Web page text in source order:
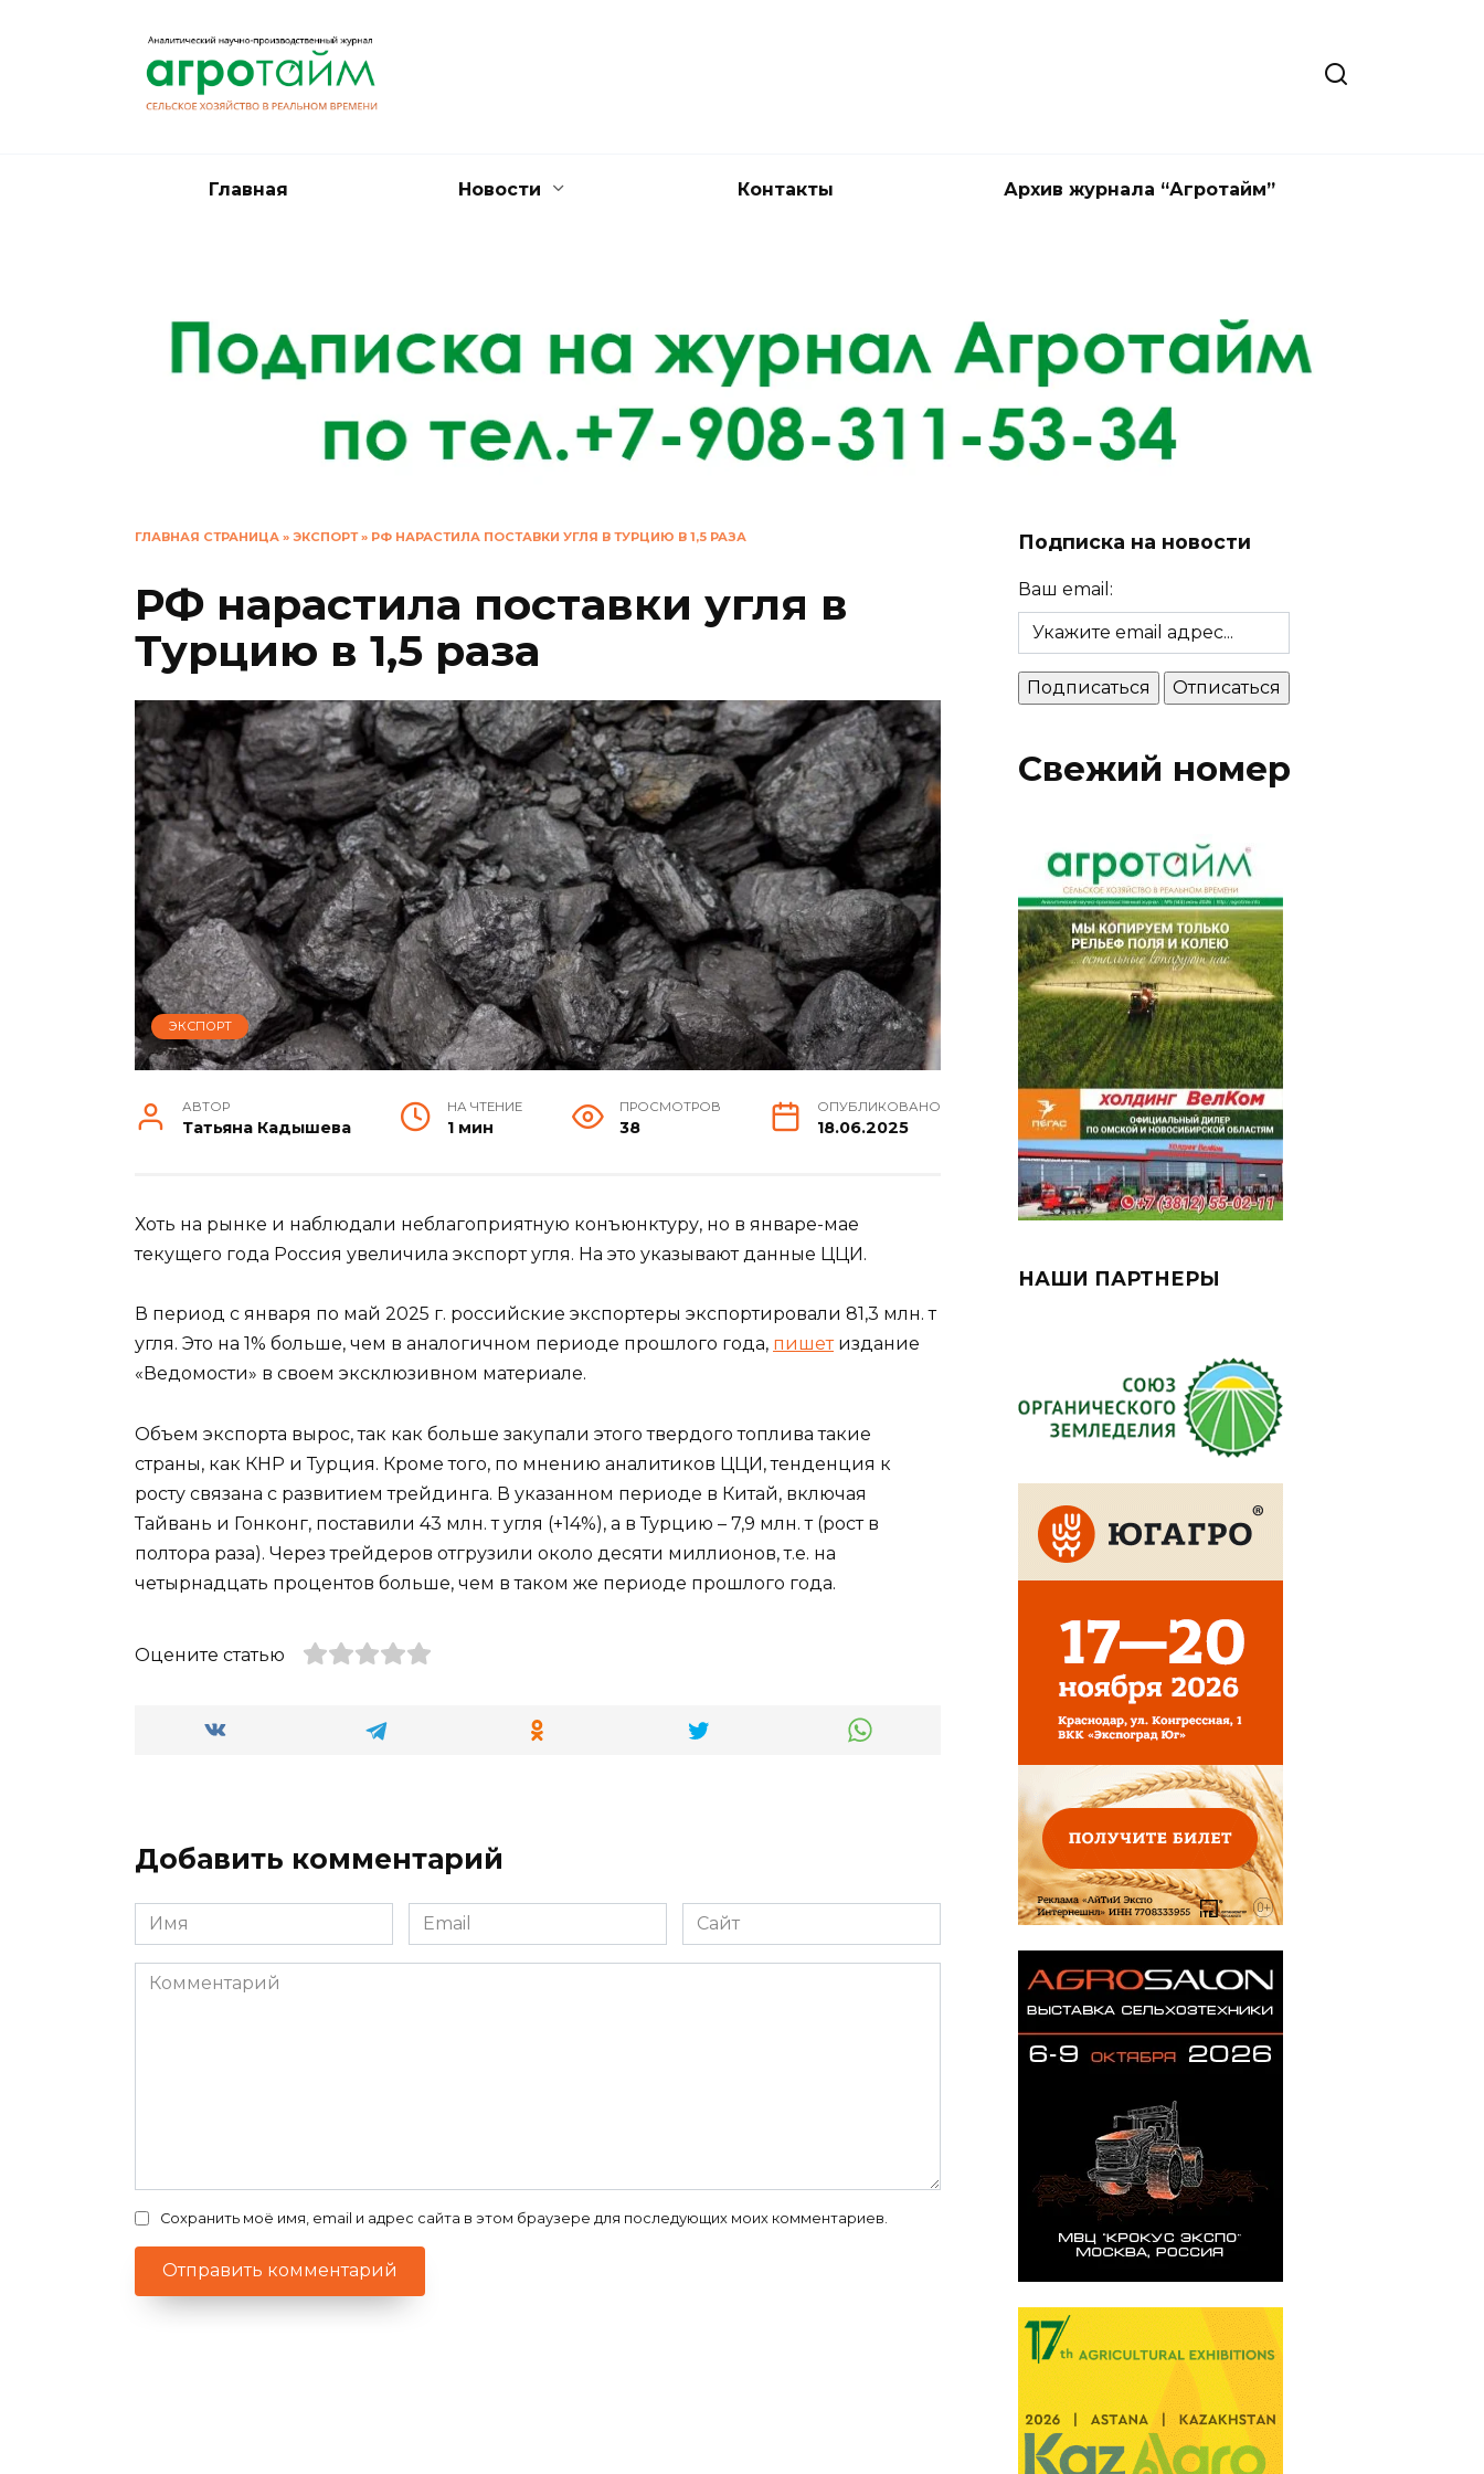
Главная Новости Контакты Архив журнала “Агротайм”
ГЛАВНАЯ СТРАНИЦА » ЭКСПОРТ» РФ НАРАСТИЛА ПОСТАВКИ УГЛЯ В ТУРЦИЮ В 1,5 РАЗА
РФ нарастила поставки угля в
Турцию в 1,5 раза
ЭКСПОРТ
АВТОР
Татьяна Кадышева
НА ЧТЕНИЕ
1 мин
ПРОСМОТРОВ
38
ОПУБЛИКОВАНО
18.06.2025
Хоть на рынке и наблюдали неблагоприятную конъюнктуру, но в январе-мае
текущего года Россия увеличила экспорт угля. На это указывают данные ЦЦИ.
В период с января по май 2025 г. российские экспортеры экспортировали 81,3 млн. т
угля. Это на 1% больше, чем в аналогичном периоде прошлого года, пишетиздание
«Ведомости» в своем эксклюзивном материале.
Объем экспорта вырос, так как больше закупали этого твердого топлива такие
страны, как КНР и Турция. Кроме того, по мнению аналитиков ЦЦИ, тенденция к
росту связана с развитием трейдинга. В указанном периоде в Китай, включая
Тайвань и Гонконг, поставили 43 млн. т угля (+14%), а в Турцию – 7,9 млн. т (рост в
полтора раза). Через трейдеров отгрузили около десяти миллионов, т.е. на
четырнадцать процентов больше, чем в таком же периоде прошлого года.
Оцените статью
Добавить комментарий
Имя
*
Email
*
Сайт
Комментарий
Сохранить моё имя, email и адрес сайта в этом браузере для последующих моих комментариев.
Подписка на новости
Ваш email:
Свежий номер
НАШИ ПАРТНЕРЫ